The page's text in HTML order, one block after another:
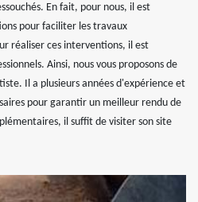
En fait, pour nous, il est
pour faciliter les travaux
réaliser ces interventions, il est
Ainsi, nous vous proposons de
Il a plusieurs années d'expérience et
pour garantir un meilleur rendu de
il suffit de visiter son site